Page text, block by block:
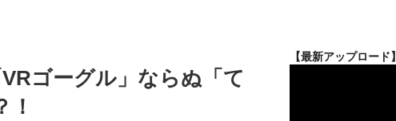
ゴーグル」ならぬ「て
！
【最新アップロード】